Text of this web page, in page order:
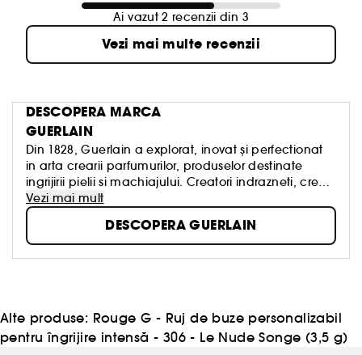
Ai vazut 2 recenzii din 3
Vezi mai multe recenzii
DESCOPERA MARCA
GUERLAIN
Din 1828, Guerlain a explorat, inovat și perfectionat
in arta crearii parfumurilor, produselor destinate
ingrijirii pielii si machiajului. Creatori indrazneti, creatii
legendare, know-how atemporal. Cultura frumusetii
reprezinta semnatura proprie.
Echipele noastre, „exploratori prin natura”, imbina in
fiecare zi luxul si dezvoltarea durabila. In numele
frumusetii clientilor nostri, in numele frumusetii
Vezi mai mult
DESCOPERA GUERLAIN
Alte produse: Rouge G - Ruj de buze personalizabil
pentru îngrijire intensă - 306 - Le Nude Songe (3,5 g)